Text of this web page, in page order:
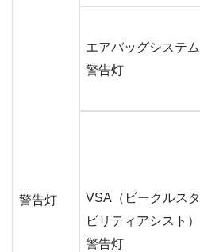
警告灯
エアバッグシステム
警告灯
VSA（ビークルスタ
ビリティアシスト）
警告灯